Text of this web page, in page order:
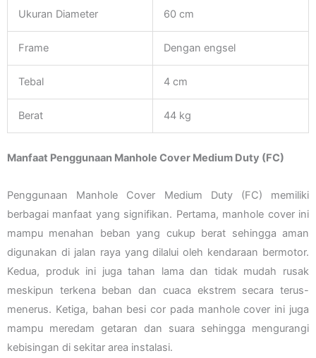
Ukuran Diameter 60 cm
Frame Dengan engsel
Tebal 4 cm
Berat 44 kg
Manfaat Penggunaan Manhole Cover Medium Duty (FC)
Penggunaan Manhole Cover Medium Duty (FC) memiliki
berbagai manfaat yang signifikan. Pertama, manhole cover ini
mampu menahan beban yang cukup berat sehingga aman
digunakan di jalan raya yang dilalui oleh kendaraan bermotor.
Kedua, produk ini juga tahan lama dan tidak mudah rusak
meskipun terkena beban dan cuaca ekstrem secara terus-
menerus. Ketiga, bahan besi cor pada manhole cover ini juga
mampu meredam getaran dan suara sehingga mengurangi
kebisingan di sekitar area instalasi.